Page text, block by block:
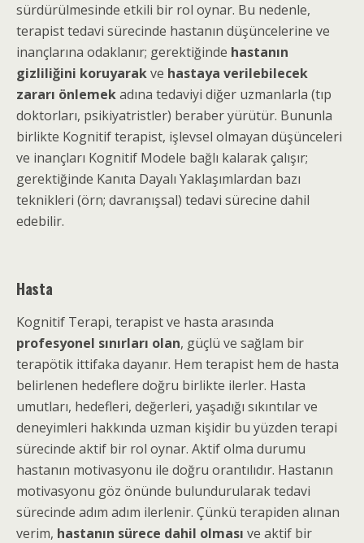
sürdürülmesinde etkili bir rol oynar. Bu nedenle,
terapist tedavi sürecinde hastanın düşüncelerine ve
inançlarına odaklanır; gerektiğinde hastanın
gizliliğini koruyarakve hastaya verilebilecek
zararı önlemekadına tedaviyi diğer uzmanlarla (tıp
doktorları, psikiyatristler) beraber yürütür. Bununla
birlikte Kognitif terapist, işlevsel olmayan düşünceleri
ve inançları Kognitif Modele bağlı kalarak çalışır;
gerektiğinde Kanıta Dayalı Yaklaşımlardan bazı
teknikleri (örn; davranışsal) tedavi sürecine dahil
edebilir.
Hasta
Kognitif Terapi, terapist ve hasta arasında
profesyonel sınırları olan, güçlü ve sağlam bir
terapötik ittifaka dayanır. Hem terapist hem de hasta
belirlenen hedeflere doğru birlikte ilerler. Hasta
umutları, hedefleri, değerleri, yaşadığı sıkıntılar ve
deneyimleri hakkında uzman kişidir bu yüzden terapi
sürecinde aktif bir rol oynar. Aktif olma durumu
hastanın motivasyonu ile doğru orantılıdır. Hastanın
motivasyonu göz önünde bulundurularak tedavi
sürecinde adım adım ilerlenir. Çünkü terapiden alınan
verim, hastanın sürece dahil olması ve aktif bir